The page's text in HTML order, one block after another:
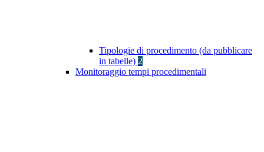
Tipologie di procedimento (da pubblicare
in tabelle) 2
Monitoraggio tempi procedimentali